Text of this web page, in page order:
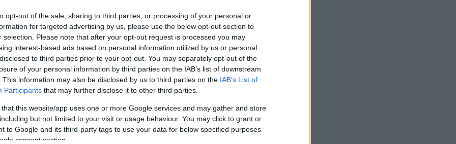
opt-out of the sale, sharing to third parties, or processing of your personal or
for targeted advertising by us, please use the below opt-out section to
selection. Please note that after your opt-out request is processed you may
interest-based ads based on personal information utilized by us or personal
to third parties prior to your opt-out. You may separately opt-out of the
of your personal information by third parties on the IAB’s list of downstream
This information may also be disclosed by us to third parties on the IAB’s List of
Participants that may further disclose it to other third parties.
that this website/app uses one or more Google services and may gather and store
but not limited to your visit or usage behaviour. You may click to grant or
to Google and its third-party tags to use your data for below specified purposes
consent section.